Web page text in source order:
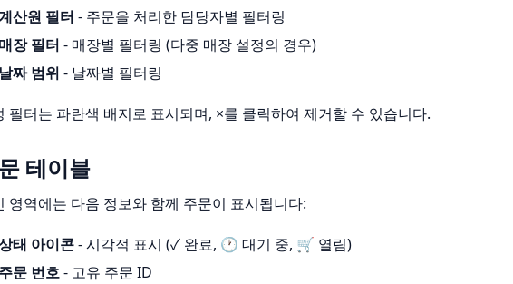
산원 필터 - 주문을 처리한 담당자별 필터링
매장 필터 - 매장별 필터링 (다중 매장 설정의 경우)
날짜 범위 - 날짜별 필터링
필터는 파란색 배지로 표시되며, ×를 클릭하여 제거할 수 있습니다.
테이블
영역에는 다음 정보와 함께 주문이 표시됩니다:
태 아이콘- 시각적 표시 (✓ 완료, 🕐 대기 중, 🛒 열림)
주문 번호- 고유 주문 ID